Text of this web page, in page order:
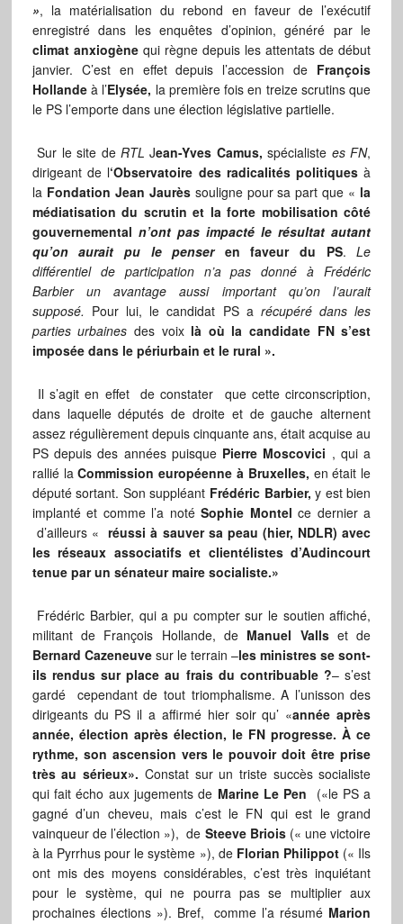
», la matérialisation du rebond en faveur de l’exécutif
enregistré dans les enquêtes d’opinion, généré par le
climat anxiogènequi règne depuis les attentats de début
janvier. C’est en effet depuis l’accession de François
Hollandeà l’Elysée, la première fois en treize scrutins que
le PS l’emporte dans une élection législative partielle.
Sur le site deRTL Jean-Yves Camus, spécialiste es FN,
dirigeant de l‘Observatoire des radicalités politiquesà
la Fondation Jean Jaurèssouligne pour sa part que « la
médiatisation du scrutin et la forte mobilisation côté
gouvernemental n’ont pas impacté le résultat autant
qu’on aurait pu le penseren faveur du PS.Le
différentiel de participation n’a pas donné à Frédéric
Barbier un avantage aussi important qu’on l’aurait
supposé. Pour lui, le candidat PS a récupéré dans les
parties urbaines des voix là où la candidate FN s’est
imposée dans le périurbain et le rural ».
Il s’agit en effet de constater que cette circonscription,
dans laquelle députés de droite et de gauche alternent
assez régulièrement depuis cinquante ans, était acquise au
PS depuis des années puisque Pierre Moscovici , qui a
rallié laCommission européenne à Bruxelles, en était le
député sortant. Son suppléant Frédéric Barbier, y est bien
implanté et comme l’a notéSophie Montel ce dernier a
d’ailleurs «réussi à sauver sa peau (hier, NDLR) avec
les réseaux associatifs et clientélistes d’Audincourt
tenue par un sénateur maire socialiste.»
Frédéric Barbier, qui a pu compter sur le soutien affiché,
militant de François Hollande, de Manuel Vallset de
Bernard Cazeneuvesur le terrain –les ministres se sont-
ils rendus sur place au frais du contribuable ?– s’est
gardé cependant de tout triomphalisme. A l’unisson des
dirigeants du PS il a affirmé hier soir qu’ «année après
année, élection après élection, le FN progresse. À ce
rythme, son ascension vers le pouvoir doit être prise
très au sérieux». Constat sur un triste succès socialiste
qui fait écho aux jugements de Marine Le Pen («le PS a
gagné d’un cheveu, mais c’est le FN qui est le grand
vainqueur de l’élection »), de Steeve Briois(« une victoire
à la Pyrrhus pour le système »), de Florian Philippot (« Ils
ont mis des moyens considérables, c’est très inquiétant
pour le système, qui ne pourra pas se multiplier aux
prochaines élections »). Bref, comme l’a résumé Marion